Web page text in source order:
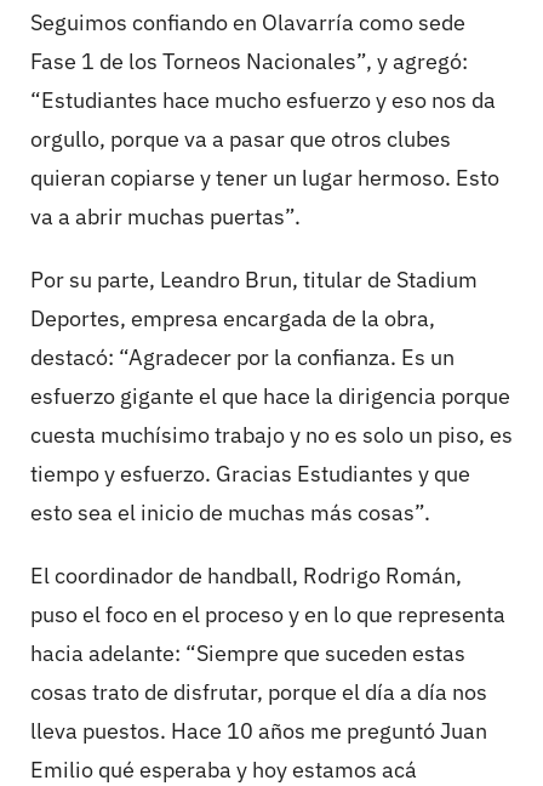
Seguimos confiando en Olavarría como sede
Fase 1 de los Torneos Nacionales”, y agregó:
“Estudiantes hace mucho esfuerzo y eso nos da
orgullo, porque va a pasar que otros clubes
quieran copiarse y tener un lugar hermoso. Esto
va a abrir muchas puertas”.
Por su parte, Leandro Brun, titular de Stadium
Deportes, empresa encargada de la obra,
destacó: “Agradecer por la confianza. Es un
esfuerzo gigante el que hace la dirigencia porque
cuesta muchísimo trabajo y no es solo un piso, es
tiempo y esfuerzo. Gracias Estudiantes y que
esto sea el inicio de muchas más cosas”.
El coordinador de handball, Rodrigo Román,
puso el foco en el proceso y en lo que representa
hacia adelante: “Siempre que suceden estas
cosas trato de disfrutar, porque el día a día nos
lleva puestos. Hace 10 años me preguntó Juan
Emilio qué esperaba y hoy estamos acá